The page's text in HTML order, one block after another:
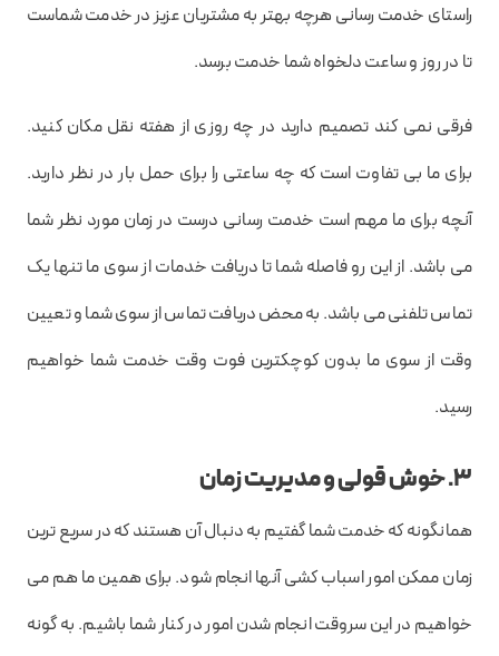
راستای خدمت رسانی هرچه بهتر به مشتریان عزیز در خدمت شماست
تا در روز و ساعت دلخواه شما خدمت برسد.
فرقی نمی کند تصمیم دارید در چه روزی از هفته نقل مکان کنید.
برای ما بی تفاوت است که چه ساعتی را برای حمل بار در نظر دارید.
آنچه برای ما مهم است خدمت رسانی درست در زمان مورد نظر شما
می باشد. از این رو فاصله شما تا دریافت خدمات از سوی ما تنها یک
تماس تلفنی می باشد. به محض دریافت تماس از سوی شما و تعیین
وقت از سوی ما بدون کوچکترین فوت وقت خدمت شما خواهیم
رسید.
3. خوش قولی و مدیریت زمان
همانگونه که خدمت شما گفتیم به دنبال آن هستند که در سریع ترین
زمان ممکن امور اسباب کشی آنها انجام شود. برای همین ما هم می
خواهیم در این سروقت انجام شدن امور در کنار شما باشیم. به گونه